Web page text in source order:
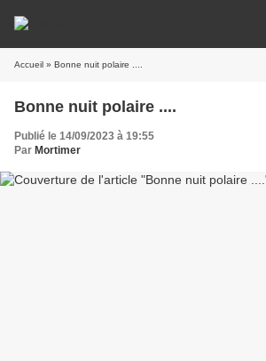
Accueil » Bonne nuit polaire ....
Bonne nuit polaire ....
Publié le 14/09/2023 à 19:55
Par Mortimer